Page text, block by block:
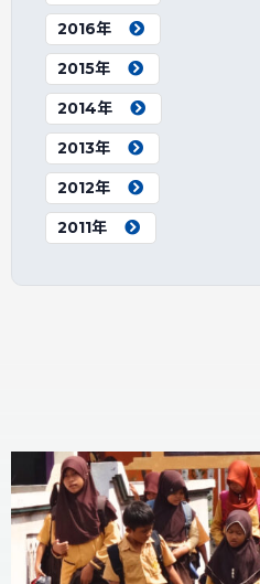
2016年
2015年
2014年
2013年
2012年
2011年